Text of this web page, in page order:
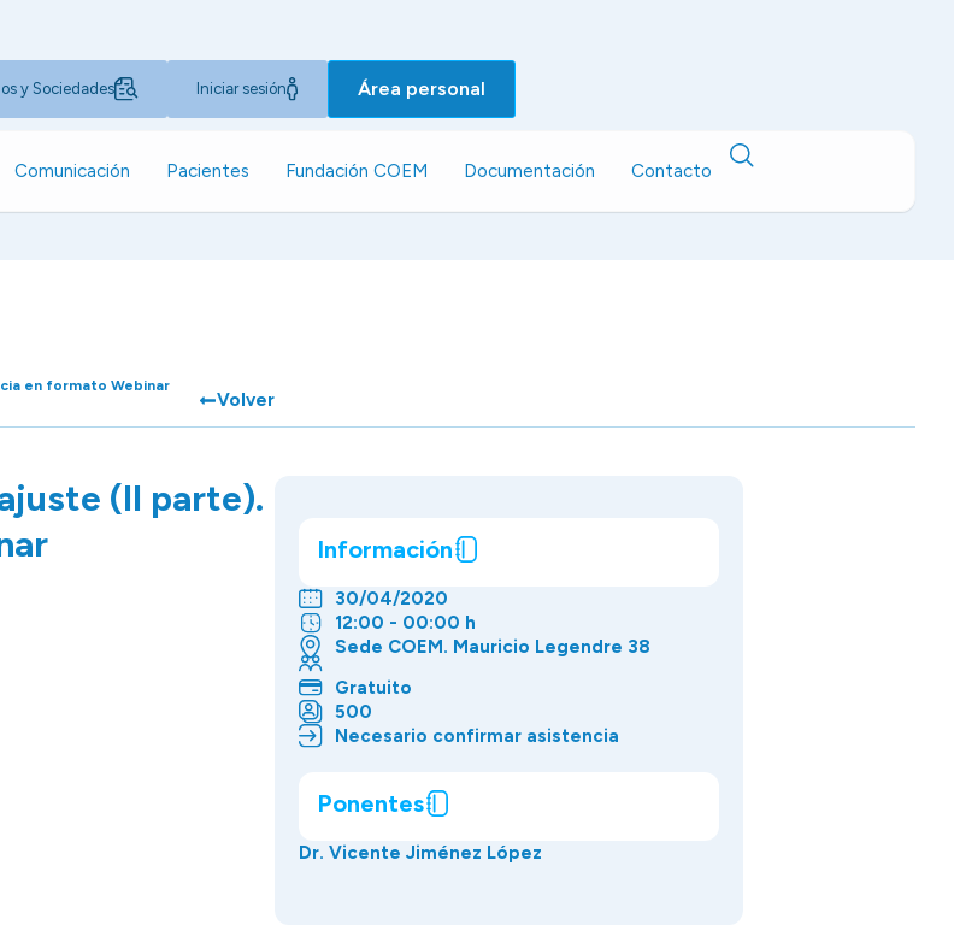
y Sociedades Iniciar sesión Área personal
Comunicación Pacientes Fundación COEM Documentación Contacto
en formato Webinar
Volver
(II parte).
Información
30/04/2020
12:00 - 00:00 h
Sede COEM. Mauricio Legendre 38
Gratuito
500
Necesario confirmar asistencia
Ponentes
Dr. Vicente Jiménez López